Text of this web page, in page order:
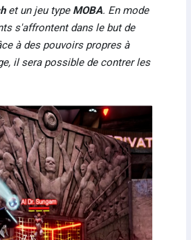
et un jeu type MOBA. En mode
s'affrontent dans le but de
à des pouvoirs propres à
il sera possible de contrer les